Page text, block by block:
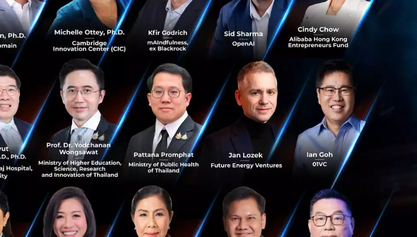
งขณะที่ถือ Sensor
ะเงินด้วย password เทคโนโลยีนี้ถูกพัฒนาโดย F-workshop ซึ่งเป็น
ต้นปี เพื่อทำการวิจัยและพัฒนา VR payment โดยในทีมงาน
ณฑ์ และทีมดูและด้านอินเตอร์แอคทีฟ ซึ่งเป็นการรวมตัวกันของ
น่วยงาน Alibaba B2B โดยก้าวถัดไปคือการเชื่อมต่อกับเทคโนโลยี
ย์มากขึ้น เช่น การจดจำด้วยใบหน้า (Face Recognition) อย่างไร
กล่าวว่า VR เทคโนโลยียังคงต้องใช้เวลาในการที่จะทำให้เข้าสู่
งต้องปรับอีกพอสมควร
นเครือ Alibaba ได้ประกาศเป็นพาร์ทเนอร์กับ HTC เพื่อพัฒนา VR
จุดประสงค์เพื่อทำให้ VR โซลูชั่นที่นำเสนอลูกค้าสามารถ Scale ได้